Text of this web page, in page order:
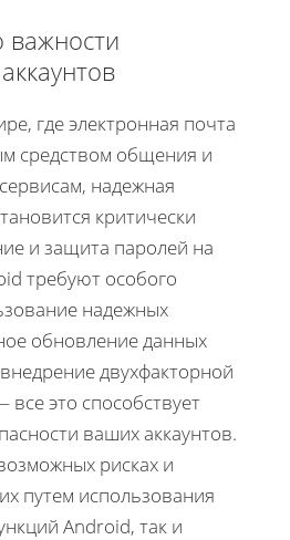
где электронная почта
средством общения и
надежная
критически
и защита паролей на
требуют особого
надежных
обновление данных
двухфакторной
это способствует
ваших аккаунтов.
рисках и
путем использования
Android, так и